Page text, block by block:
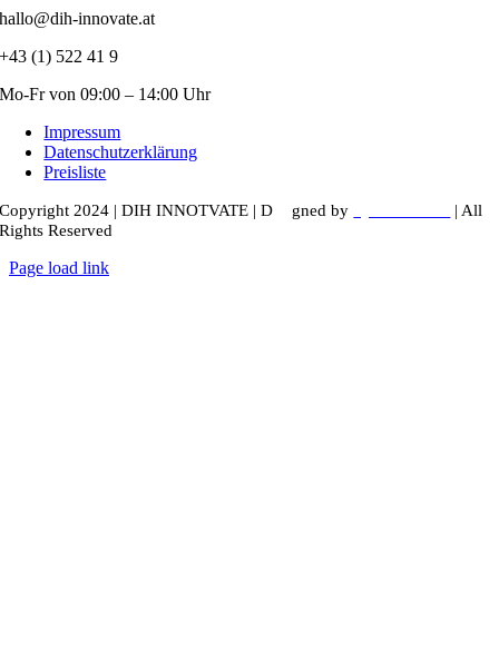
hallo@dih-innovate.at
+43 (1) 522 41 9
Mo-Fr von 09:00 – 14:00 Uhr
Impressum
Datenschutzerklärung
Preisliste
Copyright 2024 |DIH INNOTVATE | D gned by
| All
Rights Reserved
Page load link